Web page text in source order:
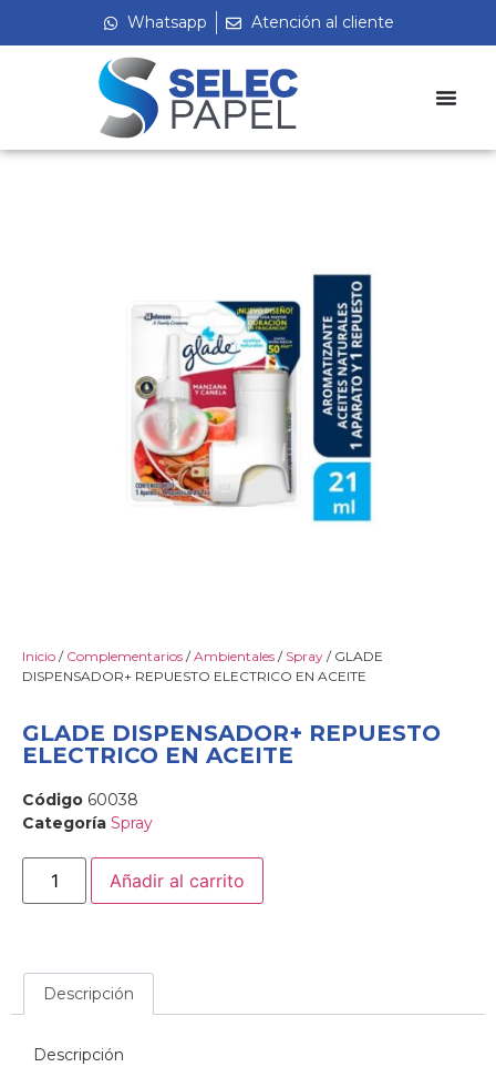
Whatsapp Atención al cliente
Inicio / Complementarios /Ambientales / Spray / GLADE
DISPENSADOR+ REPUESTO ELECTRICO EN ACEITE
GLADE DISPENSADOR+ REPUESTO
ELECTRICO EN ACEITE
Código 60038
Categoría Spray
Añadir al carrito
Descripción
Descripción